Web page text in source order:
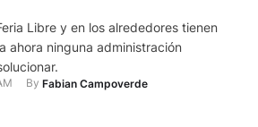
Libre y en los alrededores tienen
ahora ninguna administración
By Fabian Campoverde